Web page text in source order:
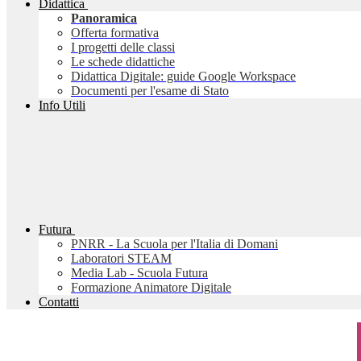
Didattica
Panoramica
Offerta formativa
I progetti delle classi
Le schede didattiche
Didattica Digitale: guide Google Workspace
Documenti per l'esame di Stato
Info Utili
Futura
PNRR - La Scuola per l'Italia di Domani
Laboratori STEAM
Media Lab - Scuola Futura
Formazione Animatore Digitale
Contatti